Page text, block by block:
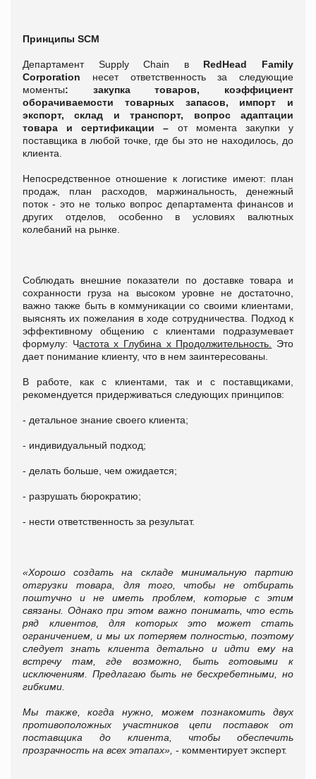
Принципы SCM
Департамент Supply Chain в RedHead Family
Corporation несет ответственность за следующие
моменты: закупка товаров, коэффициент
оборачиваемости товарных запасов, импорт и
экспорт, склад и транспорт, вопрос адаптации
товара и сертификации – от момента закупки у
поставщика в любой точке, где бы это не находилось, до
клиента.
Непосредственное отношение к логистике имеют: план
продаж, план расходов, маржинальность, денежный
поток - это не только вопрос департамента финансов и
других отделов, особенно в условиях валютных
колебаний на рынке.
Соблюдать внешние показатели по доставке товара и
сохранности груза на высоком уровне не достаточно,
важно также быть в коммуникации со своими клиентами,
выяснять их пожелания в ходе сотрудничества. Подход к
эффективному общению с клиентами подразумевает
формулу: Частота х Глубина х Продолжительность.
Это
дает понимание клиенту, что в нем заинтересованы.
В работе, как с клиентами, так и с поставщиками,
рекомендуется придерживаться следующих принципов:
- детальное знание своего клиента;
- индивидуальный подход;
- делать больше, чем ожидается;
- разрушать бюрократию;
- нести ответственность за результат.
«Хорошо создать на складе минимальную партию
отгрузки товара, для того, чтобы не отбирать
поштучно и не иметь проблем, которые с этим
связаны. Однако при этом важно понимать, что есть
ряд клиентов, для которых это может стать
ограничением, и мы их потеряем полностью, поэтому
следует знать клиента детально и идти ему на
встречу там, где возможно, быть готовыми к
исключениям. Предлагаю быть не бесхребетными, но
гибкими.
Мы также, когда нужно, можем познакомить двух
противоположных участников цепи поставок от
поставщика до клиента, чтобы обеспечить
прозрачность на всех этапах», - комментирует эксперт.